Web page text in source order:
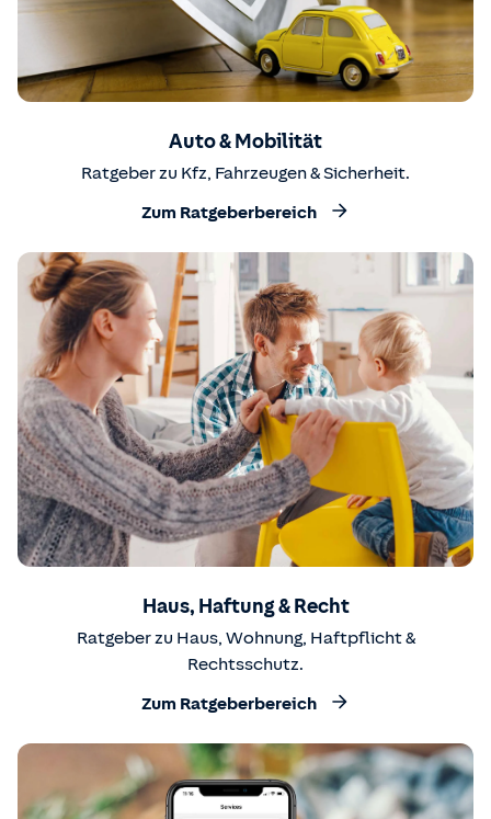
Auto & Mobilität
Ratgeber zu Kfz, Fahrzeugen & Sicherheit.
Zum Ratgeberbereich
Haus, Haftung & Recht
Ratgeber zu Haus, Wohnung, Haftpflicht &
Rechtsschutz.
Zum Ratgeberbereich